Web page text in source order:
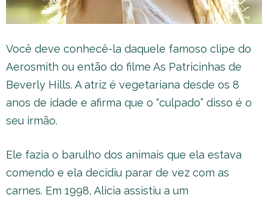
Você deve conhecê-la daquele famoso clipe do
Aerosmith ou então do filme As Patricinhas de
Beverly Hills. A atriz é vegetariana desde os 8
anos de idade e afirma que o “culpado” disso é o
seu irmão.
Ele fazia o barulho dos animais que ela estava
comendo e ela decidiu parar de vez com as
carnes. Em 1998, Alicia assistiu a um